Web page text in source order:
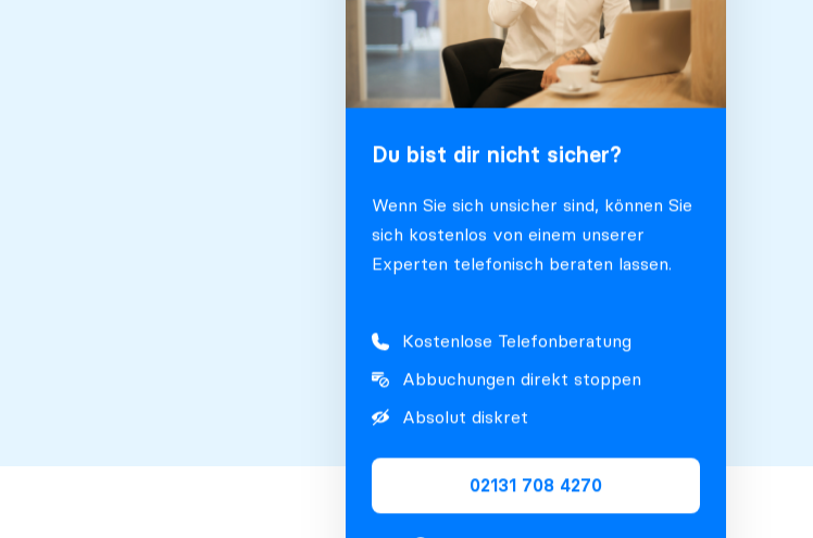
Du bist dir nicht sicher?
Wenn Sie sich unsicher sind, können Sie
sich kostenlos von einem unserer
Experten telefonisch beraten lassen.
Kostenlose Telefonberatung
Abbuchungen direkt stoppen
Absolut diskret
02131 708 4270